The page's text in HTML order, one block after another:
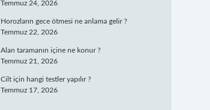
Temmuz 24, 2026
Horozların gece ötmesi ne anlama gelir ?
Temmuz 22, 2026
Alan taramanın içine ne konur ?
Temmuz 21, 2026
Cilt için hangi testler yapılır ?
Temmuz 17, 2026